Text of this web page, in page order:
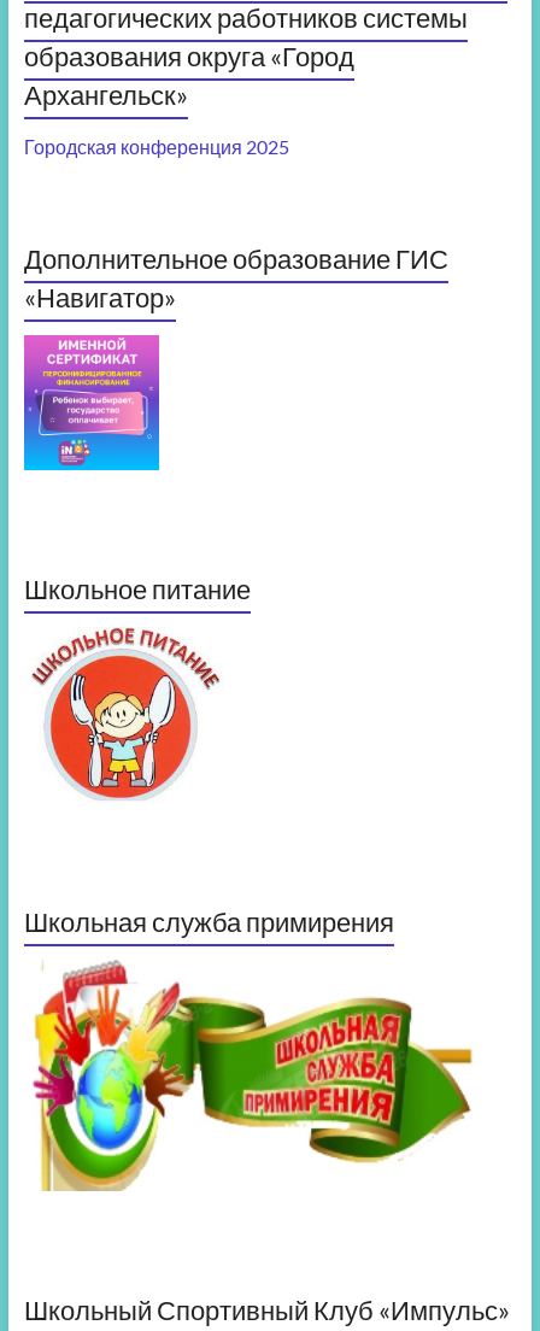
педагогических работников системы
образования округа «Город
Архангельск»
Городская конференция 2025
Дополнительное образование ГИС
«Навигатор»
Школьное питание
Школьная служба примирения
Школьный Спортивный Клуб «Импульс»